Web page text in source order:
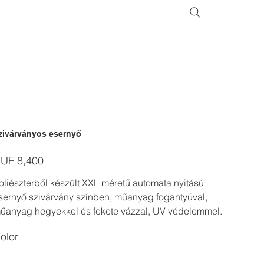
esernyő
8,400
készült XXL méretű automata nyitású
szivárvány színben, műanyag fogantyúval,
hegyekkel és fekete vázzal, UV védelemmel.